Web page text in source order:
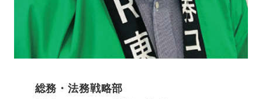
総務・法務戦略部